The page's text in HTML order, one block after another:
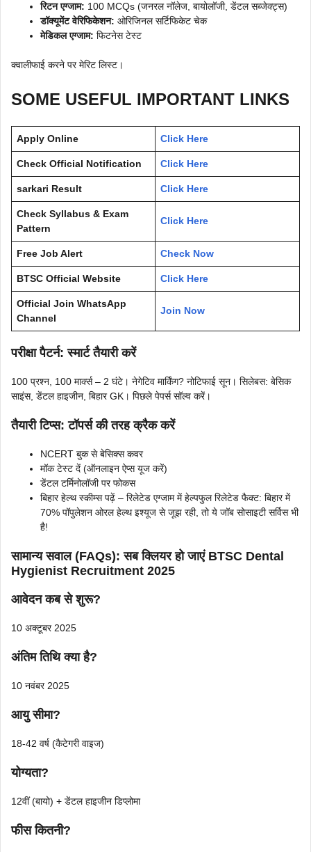
रिटन एग्जाम: 100 MCQs (जनरल नॉलेज, बायोलॉजी, डेंटल सब्जेक्ट्स)
डॉक्यूमेंट वेरिफिकेशन: ओरिजिनल सर्टिफिकेट चेक
मेडिकल एग्जाम: फिटनेस टेस्ट
क्वालीफाई करने पर मेरिट लिस्ट।
SOME USEFUL IMPORTANT LINKS
Apply Online Click Here
Check Official Notification Click Here
sarkari Result Click Here
Check Syllabus & Exam
Pattern
Click Here
Free Job Alert Check Now
BTSC Official Website Click Here
Official Join WhatsApp
Channel
Join Now
परीक्षा पैटर्न: स्मार्ट तैयारी करें
100 प्रश्न, 100 मार्क्स – 2 घंटे। नेगेटिव मार्किंग? नोटिफाई सून। सिलेबस: बेसिक
साइंस, डेंटल हाइजीन, बिहार GK। पिछले पेपर्स सॉल्व करें।
तैयारी टिप्स: टॉपर्स की तरह क्रैक करें
NCERT बुक से बेसिक्स कवर
मॉक टेस्ट दें (ऑनलाइन ऐप्स यूज करें)
डेंटल टर्मिनोलॉजी पर फोकस
बिहार हेल्थ स्कीम्स पढ़ें – रिलेटेड एग्जाम में हेल्पफुल रिलेटेड फैक्ट: बिहार में
70% पॉपुलेशन ओरल हेल्थ इश्यूज से जूझ रही, तो ये जॉब सोसाइटी सर्विस भी
है!
सामान्य सवाल (FAQs): सब क्लियर हो जाएं BTSC Dental
Hygienist Recruitment 2025
आवेदन कब से शुरू?
10 अक्टूबर 2025
अंतिम तिथि क्या है?
10 नवंबर 2025
आयु सीमा?
18-42 वर्ष (कैटेगरी वाइज)
योग्यता?
12वीं (बायो) + डेंटल हाइजीन डिप्लोमा
फीस कितनी?